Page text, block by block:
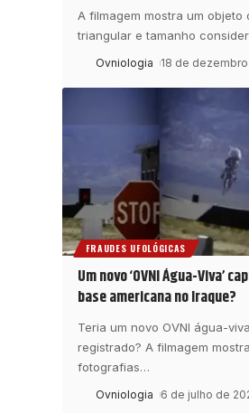
A filmagem mostra um objeto
triangular e tamanho
Ovniologia 18 de
FRAUDES UFOLÓGICAS
Um novo ‘OVNI Água-Viva’
base americana no Iraque?
Teria um novo OVNI água-
registrado? A filmagem
fotografias…
Ovniologia 6 de julho de